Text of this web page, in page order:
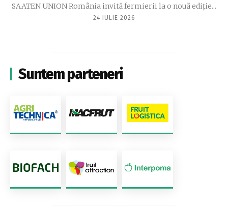
SAATEN UNION România invită fermierii la o nouă ediție...
24 IULIE 2026
Suntem parteneri